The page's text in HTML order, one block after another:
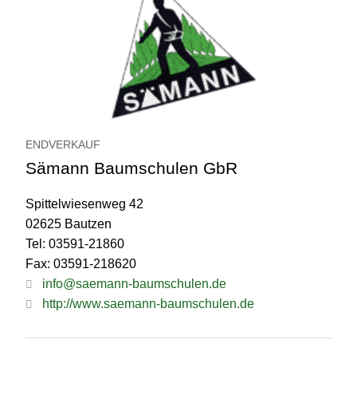
ENDVERKAUF
Sämann Baumschulen GbR
Spittelwiesenweg 42
02625 Bautzen
Tel: 03591-21860
Fax: 03591-218620
info@saemann-baumschulen.de
http://www.saemann-baumschulen.de